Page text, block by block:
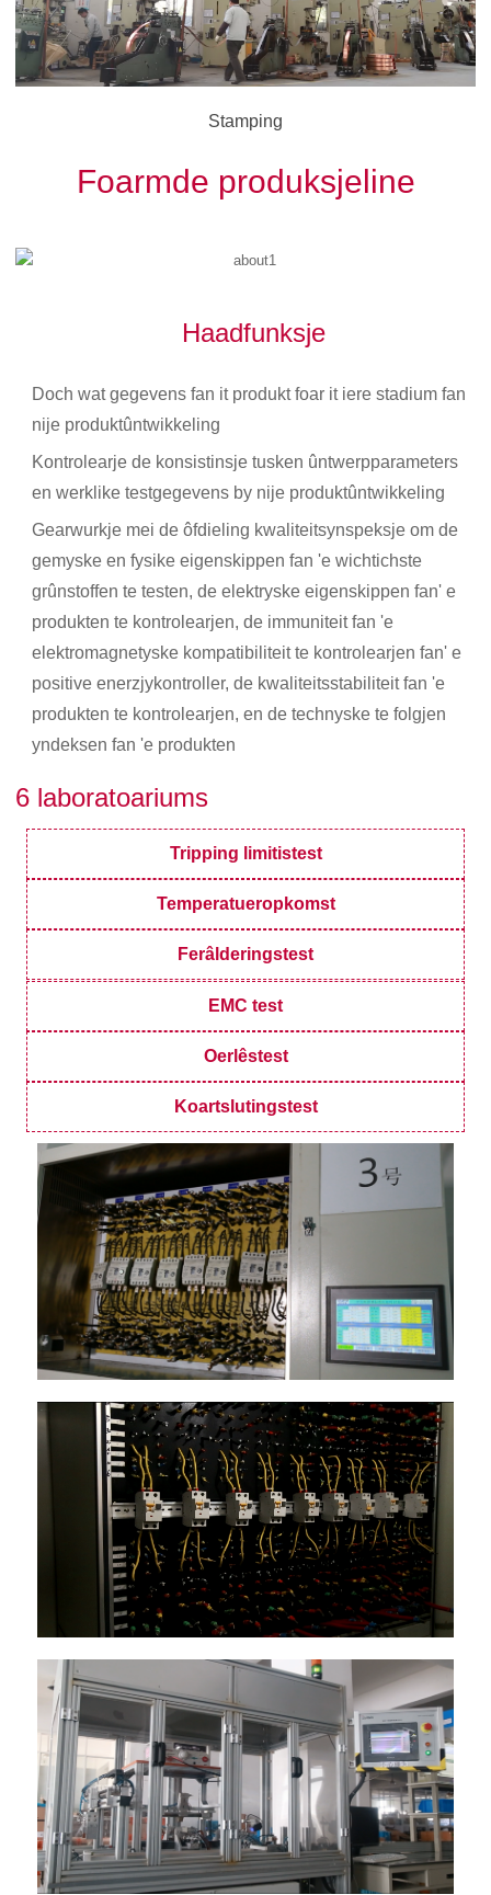
Stamping
Foarmde produksjeline
Haadfunksje
Doch wat gegevens fan it produkt foar it iere stadium fan
nije produktûntwikkeling
Kontrolearje de konsistinsje tusken ûntwerpparameters
en werklike testgegevens by nije produktûntwikkeling
Gearwurkje mei de ôfdieling kwaliteitsynspeksje om de
gemyske en fysike eigenskippen fan 'e wichtichste
grûnstoffen te testen, de elektryske eigenskippen fan' e
produkten te kontrolearjen, de immuniteit fan 'e
elektromagnetyske kompatibiliteit te kontrolearjen fan' e
positive enerzjykontroller, de kwaliteitsstabiliteit fan 'e
produkten te kontrolearjen, en de technyske te folgjen
yndeksen fan 'e produkten
6 laboratoariums
Tripping limitistest
Temperatueropkomst
Ferâlderingstest
EMC test
Oerlêstest
Koartslutingstest